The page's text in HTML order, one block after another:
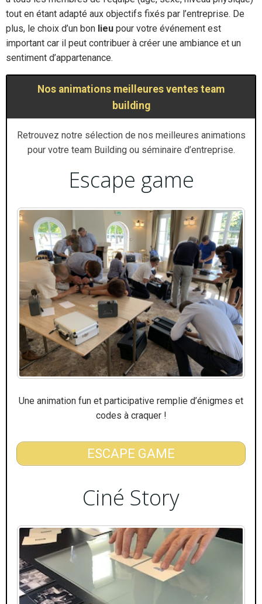
tout en étant adapté aux objectifs fixés par l’entreprise. De
plus, le choix d’un bon lieu pour votre événement est
important car il peut contribuer à créer une ambiance et un
sentiment d’appartenance.
Nos animations meilleures ventes team
building
Retrouvez notre sélection de nos meilleures animations
pour votre team Building ou séminaire d’entreprise.
Escape game
Une animation fun et participative remplie d’énigmes et
codes à craquer !
ESCAPE GAME
Ciné Story